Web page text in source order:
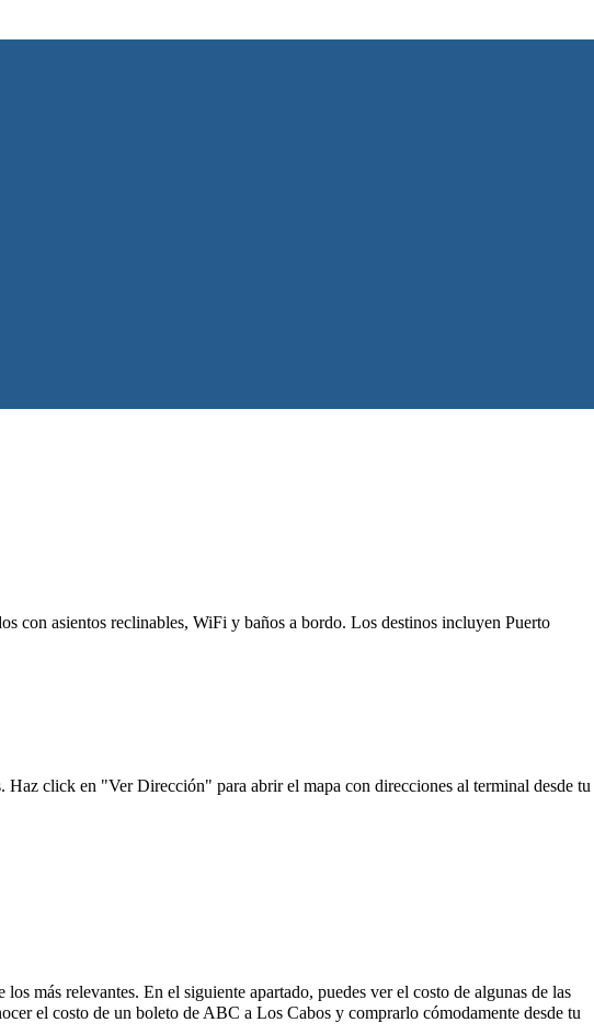
con asientos reclinables, WiFi y baños a bordo. Los destinos incluyen Puerto
Haz click en "Ver Dirección" para abrir el mapa con direcciones al terminal desde tu
más relevantes. En el siguiente apartado, puedes ver el costo de algunas de las
el costo de un boleto de ABC a Los Cabos y comprarlo cómodamente desde tu